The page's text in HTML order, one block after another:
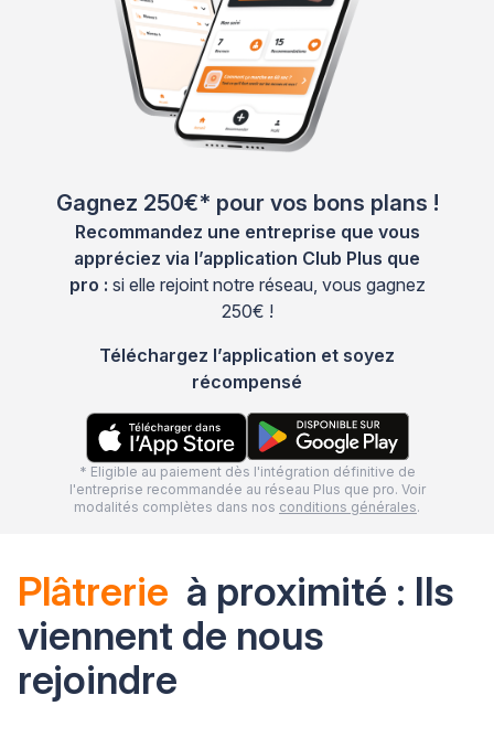
Gagnez 250€* pour vos bons plans !
Recommandez une entreprise que vous
appréciez via l’application Club Plus que
pro : si elle rejoint notre réseau, vous gagnez
250€ !
Téléchargez l’application et soyez
récompensé
* Eligible au paiement dès l'intégration définitive de
l'entreprise recommandée au réseau Plus que pro. Voir
modalités complètes dans nos conditions générales.
Plâtrerie à proximité : Ils
viennent de nous
rejoindre